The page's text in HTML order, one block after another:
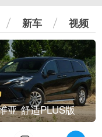
新车 视频
亚 舒适PLUS版